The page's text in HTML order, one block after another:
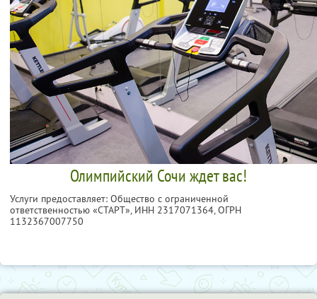
Олимпийский Сочи ждет вас!
Услуги предоставляет: Общество с ограниченной
ответственностью «СТАРТ», ИНН 2317071364, ОГРН
1132367007750